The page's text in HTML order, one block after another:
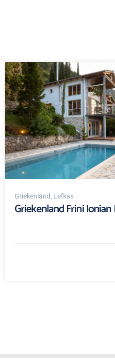
Griekenland, Lefkas
Griekenland Frini